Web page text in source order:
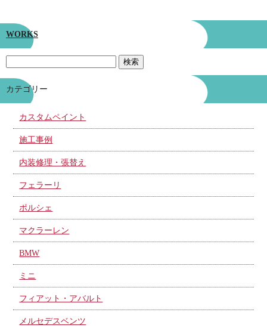
WORKS
カテゴリー
カスタムペイント
施工事例
内装修理・張替え
フェラーリ
ポルシェ
マクラーレン
BMW
ミニ
フィアット・アバルト
メルセデスベンツ